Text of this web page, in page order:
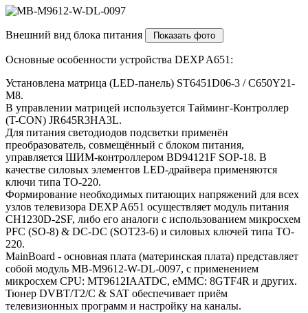
Внешний вид блока питания
Основные особенности устройства DEXP A651:
Установлена матрица (LED-панель) ST6451D06-3 / C650Y21-
M8.
В управлении матрицей используется Тайминг-Контроллер
(T-CON) JR645R3HA3L.
Для питания светодиодов подсветки применён
преобразователь, совмещённый с блоком питания,
управляется ШИМ-контроллером BD94121F SOP-18. В
качестве силовых элементов LED-драйвера применяются
ключи типа TO-220.
Формирование необходимых питающих напряжений для всех
узлов телевизора DEXP A651 осуществляет модуль питания
CH1230D-2SF, либо его аналоги c использованием микросхем
PFC (SO-8) & DC-DC (SOT23-6) и силовых ключей типа TO-
220.
MainBoard - основная плата (материнская плата) представляет
собой модуль MB-M9612-W-DL-0097, с применением
микросхем CPU: MT9612IAATDC, eMMC: 8GTF4R и других.
Тюнер DVBT/T2/C & SAT обеспечивает приём
телевизионных программ и настройку на каналы.